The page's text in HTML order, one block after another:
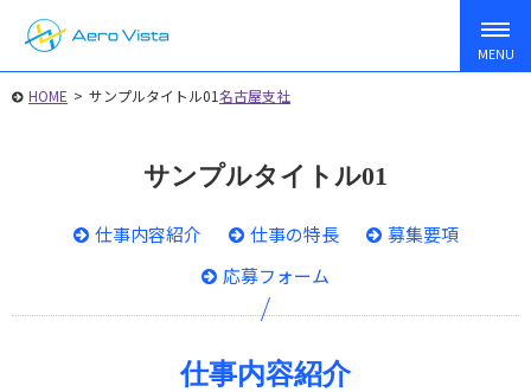
HOME > 名古屋支社
サンプルタイトル01
サンプルタイトル01
仕事内容紹介 仕事の特長
募集要項
応募フォーム
仕事内容紹介